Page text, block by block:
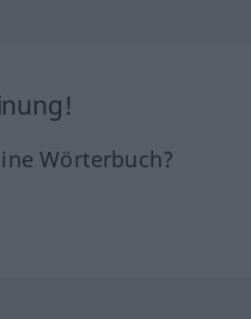
Wörterbuch?